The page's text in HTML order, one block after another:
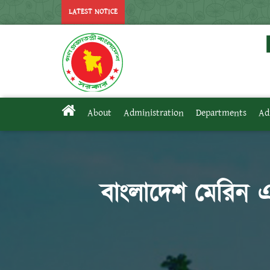
LATEST NOTICE
About Administration Departments
বাংলাদেশ মেরিন